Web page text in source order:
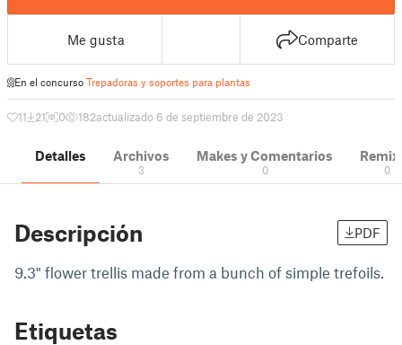
Me gusta Comparte
En el concurso Trepadoras y soportes para plantas
11 21 0 182actualizado 6 de septiembre de 2023
Detalles Archivos
3
Makes y Comentarios
0 0
Descripción PDF
9.3" flower trellis made from a bunch of simple trefoils.
Etiquetas